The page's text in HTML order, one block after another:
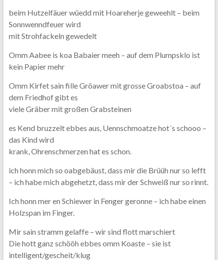
beim Hutzelfäuer wüedd mit Hoareherje geweehlt – beim
Sonnwenndfeuer wird
mit Strohfackeln gewedelt
Omm Aabee is koa Babaier meeh – auf dem Plumpsklo ist
kein Papier mehr
Omm Kirfet sain fille Gröawer mit grosse Groabstoa – auf
dem Friedhof gibt es
viele Gräber mit großen Grabsteinen
es Kend bruzzelt ebbes aus, Uennschmoatze hot´s schooo –
das Kind wird
krank, Ohrenschmerzen hat es schon.
ich honn mich so oabgebäust, dass mir die Brüüh nur so lefft
– ich habe mich abgehetzt, dass mir der Schweiß nur so rinnt.
Ich honn mer en Schiewer in Fenger geronne – ich habe einen
Holzspan im Finger.
Mir sain stramm gelaffe – wir sind flott marschiert
Die hott ganz schööh ebbes omm Koaste – sie ist
intelligent/gescheit/klug